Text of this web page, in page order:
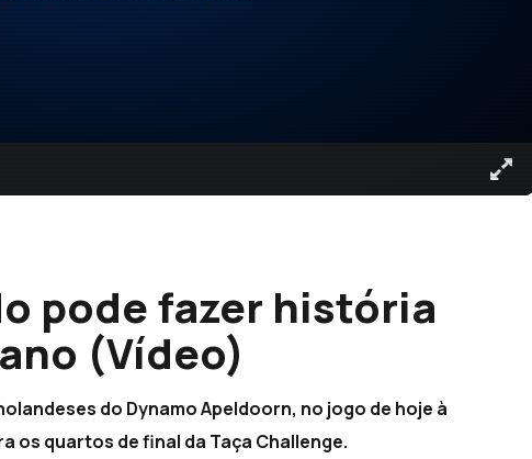
pode fazer história
(Vídeo)
do Dynamo Apeldoorn, no jogo de hoje à
os quartos de final da Taça Challenge.